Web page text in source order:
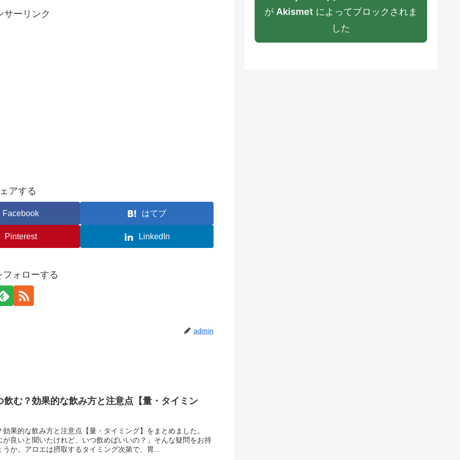
サーリンク
アする
Facebook はてブ
Pinterest LinkedIn
フォローする
admin
飲む？効果的な飲み方と注意点【量・タイミン
果的な飲み方と注意点【量・タイミング】をまとめました。
が良いと聞いたけれど、いつ飲めばいいの？」そんな疑問をお持
か。アロエは摂取するタイミング次第で、胃...
が Akismet によってブロックされま
した